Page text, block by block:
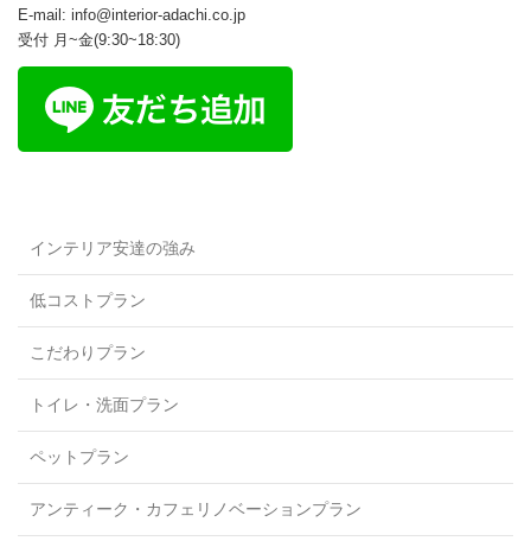
E-mail: info@interior-adachi.co.jp
受付 月~金(9:30~18:30)
インテリア安達の強み
低コストプラン
こだわりプラン
トイレ・洗面プラン
ペットプラン
アンティーク・カフェリノベーションプラン